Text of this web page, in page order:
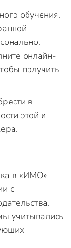
обучения.
онлайн-
получить
в
этой и
в «ИМО»
с
учитывались